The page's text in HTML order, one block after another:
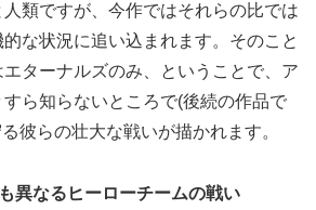
類ですが、今作ではそれらの比では
な状況に追い込まれます。そのこと
ターナルズのみ、ということで、ア
ら知らないところで(後続の作品で
彼らの壮大な戦いが描かれます。
異なるヒーローチームの戦い